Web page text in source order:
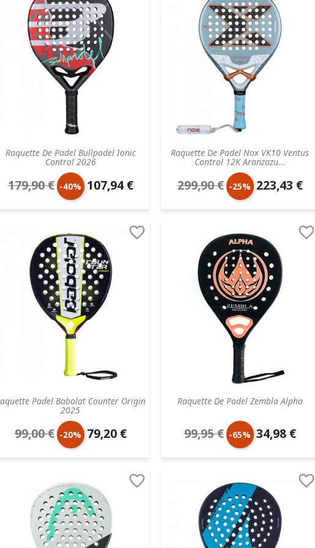
Raquette De Padel Bullpadel Ionic
Control 2026
Prix
de
179,90 € -40% Prix
unitaire
107,94 €
Raquette De Padel Nox VK10 Ventus
Control 12K Aranzazu...
Prix
de
299,90 € -25% Prix
unitaire
223,43 €
Padel Babolat Counter Origin
2025

Prix
de
99,00 € -20% Prix
unitaire
79,20 €
Raquette De Padel Zembla Alpha

Prix
de
99,95 € -65% Prix
unitaire
34,98 €
 